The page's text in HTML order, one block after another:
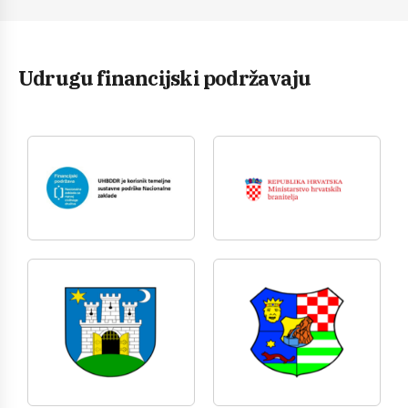
Udrugu financijski podržavaju